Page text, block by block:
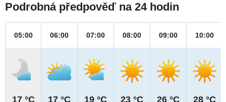
Podrobná předpověď na 24 hodin
05:00
17 °C
06:00
17 °C
07:00
19 °C
08:00
23 °C
09:00
26 °C
10:00
28 °C